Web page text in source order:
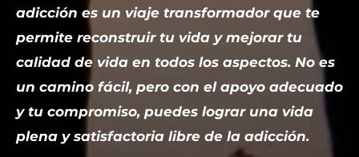
adicción es un viaje transformador que te
permite reconstruir tu vida y mejorar tu
calidad de vida en todos los aspectos. No es
un camino fácil, pero con el apoyo adecuado
y tu compromiso, puedes lograr una vida
plena y satisfactoria libre de la adicción.